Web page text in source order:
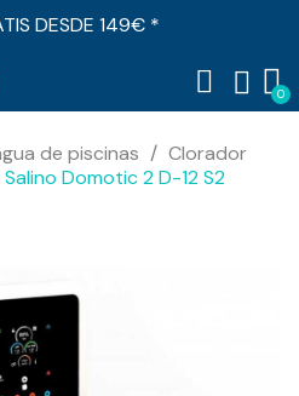
DESDE 149€ *
de piscinas
Clorador
Domotic 2 D-12 S2